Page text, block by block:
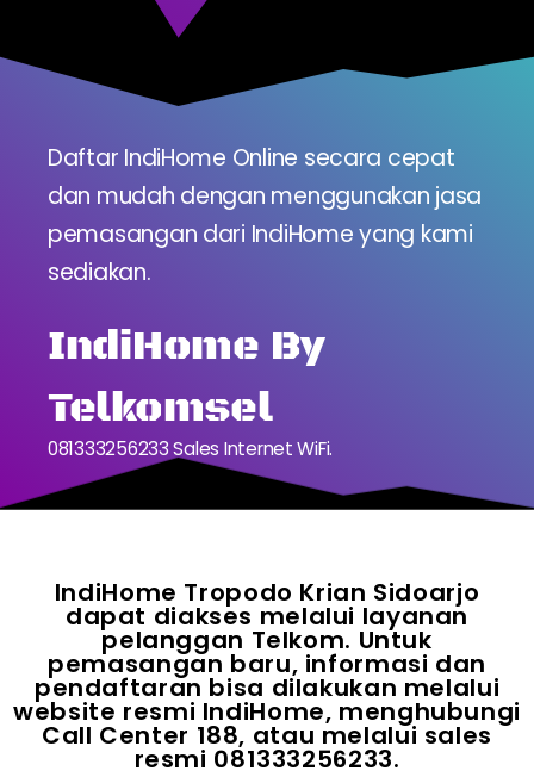
Daftar IndiHome Online secara cepat
dan mudah dengan menggunakan jasa
pemasangan dari IndiHome yang kami
sediakan.
IndiHome By
Telkomsel
081333256233 Sales Internet WiFi.
IndiHome Tropodo Krian Sidoarjo
dapat diakses melalui layanan
pelanggan Telkom. Untuk
pemasangan baru, informasi dan
pendaftaran bisa dilakukan melalui
website resmi IndiHome, menghubungi
Call Center 188, atau melalui sales
resmi 081333256233.